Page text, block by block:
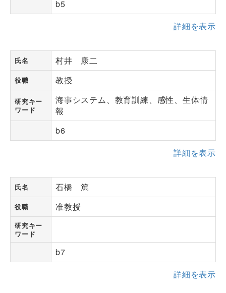
b5
詳細を表示
氏名 村井 康二
役職 教授
研究キー
ワード
海事システム、教育訓練、感性、生体情
報
b6
詳細を表示
氏名 石橋 篤
役職 准教授
研究キー
ワード
b7
詳細を表示